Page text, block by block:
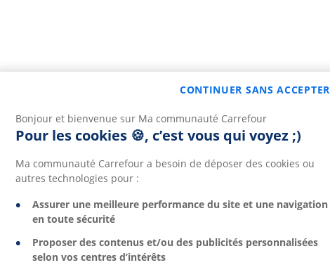
Bonjour et bienvenue sur Ma communauté Carrefour
Pour les cookies 🍪, c’est vous qui voyez ;)
Ma communauté Carrefour a besoin de déposer des cookies ou
autres technologies pour :
Assurer une meilleure performance du site et une navigation
en toute sécurité
Proposer des contenus et/ou des publicités personnalisées
selon vos centres d’intérêts
CONTINUER SANS ACCEPTER